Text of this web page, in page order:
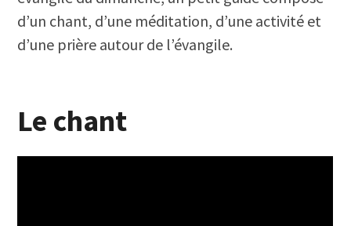
d’un chant, d’une méditation, d’une activité et
d’une prière autour de l’évangile.
Le chant